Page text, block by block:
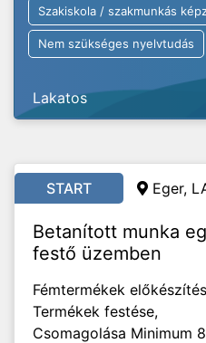
Szakiskola / szakmunkás
Nem szükséges nyelvtudás
Lakatos
START Eger,
Betanított munka
festő üzemben
Fémtermékek
Termékek festése,
Csomagolása Minimum